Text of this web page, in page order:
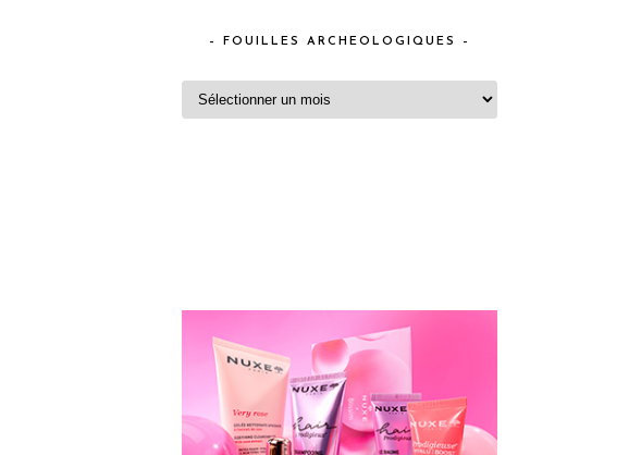
– FOUILLES ARCHEOLOGIQUES –